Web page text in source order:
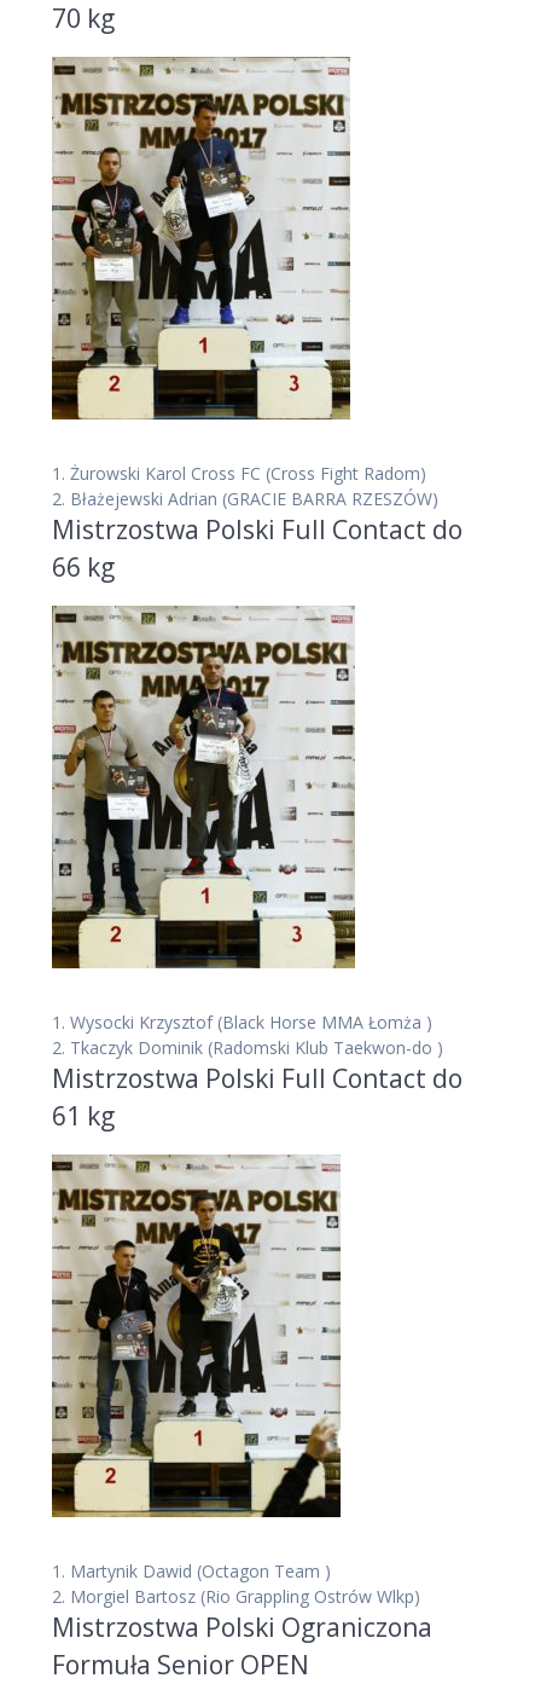
70 kg
1. Żurowski Karol Cross FC (Cross Fight Radom)
2. Błażejewski Adrian (GRACIE BARRA RZESZÓW)
Mistrzostwa Polski Full Contact do
66 kg
1. Wysocki Krzysztof (Black Horse MMA Łomża )
2. Tkaczyk Dominik (Radomski Klub Taekwon-do )
Mistrzostwa Polski Full Contact do
61 kg
1. Martynik Dawid (Octagon Team )
2. Morgiel Bartosz (Rio Grappling Ostrów Wlkp)
Mistrzostwa Polski Ograniczona
Formuła Senior OPEN